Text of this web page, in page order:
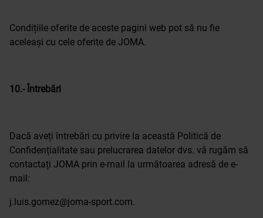
Condițiile oferite de aceste pagini web pot să nu fie
aceleași cu cele oferite de JOMA.
10.- Întrebări
Dacă aveți întrebări cu privire la această Politică de
Confidențialitate sau prelucrarea datelor dvs. vă rugăm să
contactați JOMA prin e-mail la următoarea adresă de e-
mail:
j.luis.gomez@joma-sport.com.